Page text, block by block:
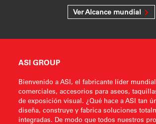
Ver Alcance mundial
ASI GROUP
Bienvenido a ASI, el fabricante líder
comerciales, accesorios para aseos,
de exposición visual. ¿Qué hace a ASI tan
diseña, construye y fabrica soluciones
integradas. De modo que todos nuestros